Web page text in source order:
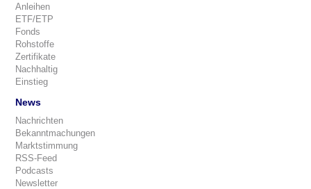
Anleihen
ETF/ETP
Fonds
Rohstoffe
Zertifikate
Nachhaltig
Einstieg
News
Nachrichten
Bekanntmachungen
Marktstimmung
RSS-Feed
Podcasts
Newsletter